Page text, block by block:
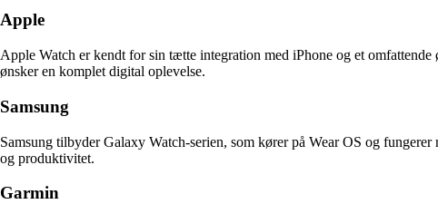
Apple
Apple Watch er kendt for sin tætte integration med iPhone og et
ønsker en komplet digital oplevelse.
Samsung
Samsung tilbyder Galaxy Watch-serien, som kører på Wear OS og
og produktivitet.
Garmin